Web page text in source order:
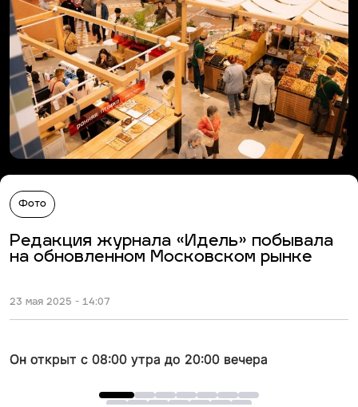
Фото
Редакция журнала «Идель» побывала
на обновленном Московском рынке
23 мая 2025 - 14:07
Он открыт с 08:00 утра до 20:00 вечера